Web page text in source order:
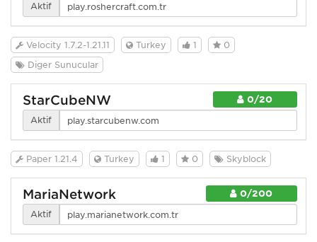
Aktif
Velocity 1.7.2-1.21.11 Turkey 1
0
Diğer Sunucular
0/20
StarCubeNW
Aktif
Paper 1.21.4 Turkey 1 0 Skyblock
0/200
MariaNetwork
Aktif